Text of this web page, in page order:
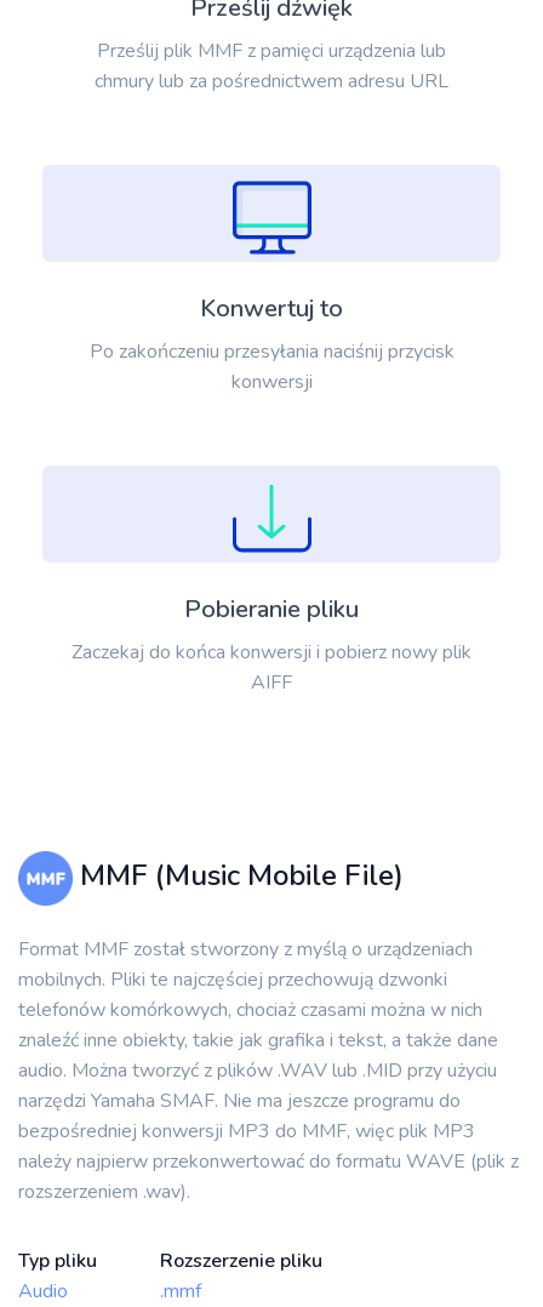
Prześlij dźwięk
Prześlij plik MMF z pamięci urządzenia lub
chmury lub za pośrednictwem adresu URL
Konwertuj to
Po zakończeniu przesyłania naciśnij przycisk
konwersji
Pobieranie pliku
Zaczekaj do końca konwersji i pobierz nowy plik
AIFF
MMF (Music Mobile File)
Format MMF został stworzony z myślą o urządzeniach
mobilnych. Pliki te najczęściej przechowują dzwonki
telefonów komórkowych, chociaż czasami można w nich
znaleźć inne obiekty, takie jak grafika i tekst, a także dane
audio. Można tworzyć z plików .WAV lub .MID przy użyciu
narzędzi Yamaha SMAF. Nie ma jeszcze programu do
bezpośredniej konwersji MP3 do MMF, więc plik MP3
należy najpierw przekonwertować do formatu WAVE (plik z
rozszerzeniem .wav).
Typ pliku
Audio
Rozszerzenie pliku
.mmf